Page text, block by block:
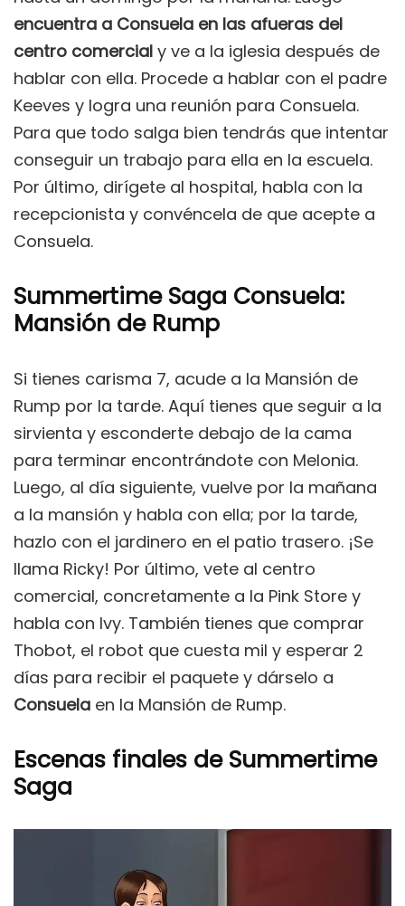
encuentra a Consuela en las afueras del
centro comercial y ve a la iglesia después de
hablar con ella. Procede a hablar con el padre
Keeves y logra una reunión para Consuela.
Para que todo salga bien tendrás que intentar
conseguir un trabajo para ella en la escuela.
Por último, dirígete al hospital, habla con la
recepcionista y convéncela de que acepte a
Consuela.
Summertime Saga Consuela:
Mansión de Rump
Si tienes carisma 7, acude a la Mansión de
Rump por la tarde. Aquí tienes que seguir a la
sirvienta y esconderte debajo de la cama
para terminar encontrándote con Melonia.
Luego, al día siguiente, vuelve por la mañana
a la mansión y habla con ella; por la tarde,
hazlo con el jardinero en el patio trasero. ¡Se
llama Ricky! Por último, vete al centro
comercial, concretamente a la Pink Store y
habla con Ivy. También tienes que comprar
Thobot, el robot que cuesta mil y esperar 2
días para recibir el paquete y dárselo a
Consuela en la Mansión de Rump.
Escenas finales de Summertime
Saga